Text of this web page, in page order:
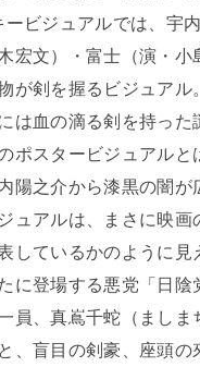
ービジュアルでは、宇
木宏文）・富士（演・
が剣を握るビジュアル
は血の滴る剣を持った
ポスタービジュアルと
陽之介から漆黒の闇が
ュアルは、まさに映画
しているかのように見
に登場する悪党「日陰
員、真嶌千蛇（ましま
、盲目の剣豪、座頭の